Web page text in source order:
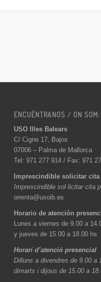
ENCUÉNTRANOS / ON SOM:
USO Illes Balears
C/ Cigne 17, Bajos
07006 – Palma de Mallorca
Tel: 971 277 914 / Fax: 971
Imprescindible solicitar cita
Imprescindible sol·licitar cita
orienta@usoib.es
Horario de atención
Lunes a viernes de 9.00 a
y jueves de 15.00 a 18.00 hs
Horari d’atenció presencial
Dilluns a divendres de 9.00 a
dimarts i dijous de 15.00 a